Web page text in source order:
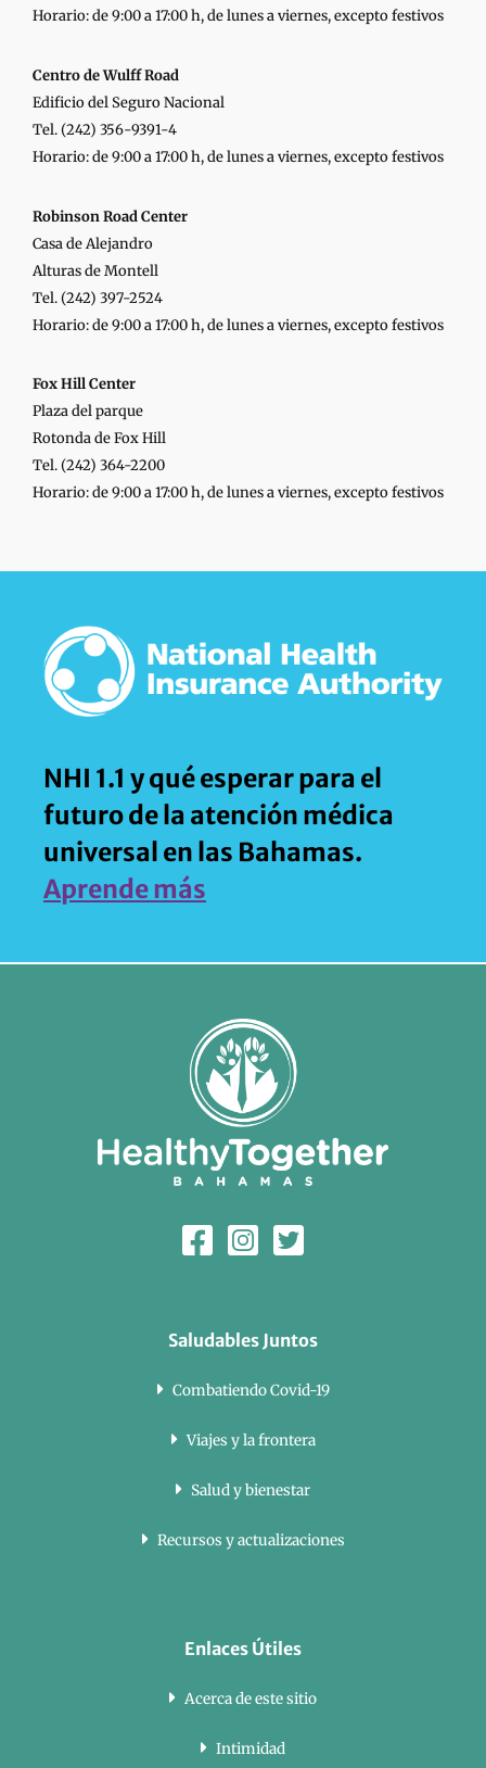
Horario: de 9:00 a 17:00 h, de lunes a viernes, excepto festivos
Centro de Wulff Road
Edificio del Seguro Nacional
Tel. (242) 356-9391-4
Horario: de 9:00 a 17:00 h, de lunes a viernes, excepto festivos
Robinson Road Center
Casa de Alejandro
Alturas de Montell
Tel. (242) 397-2524
Horario: de 9:00 a 17:00 h, de lunes a viernes, excepto festivos
Fox Hill Center
Plaza del parque
Rotonda de Fox Hill
Tel. (242) 364-2200
Horario: de 9:00 a 17:00 h, de lunes a viernes, excepto festivos
NHI 1.1 y qué esperar para el
futuro de la atención médica
universal en las Bahamas.
Aprende más
Saludables Juntos
Combatiendo Covid-19
Viajes y la frontera
Salud y bienestar
Recursos y actualizaciones
Enlaces Útiles
Acerca de este sitio
Intimidad